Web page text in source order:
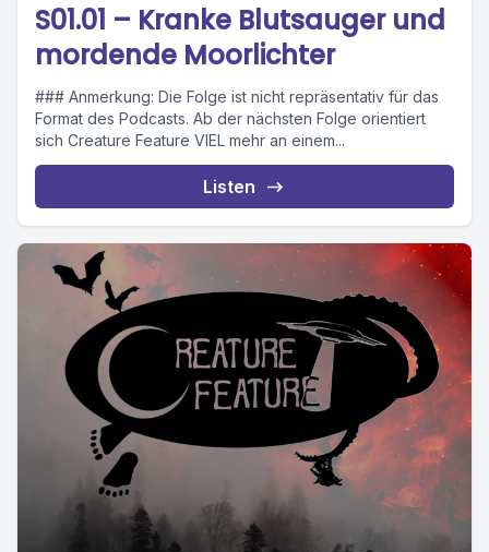
S01.01 – Kranke Blutsauger und
mordende Moorlichter
### Anmerkung: Die Folge ist nicht repräsentativ für das
Format des Podcasts. Ab der nächsten Folge orientiert
sich Creature Feature VIEL mehr an einem...
Listen